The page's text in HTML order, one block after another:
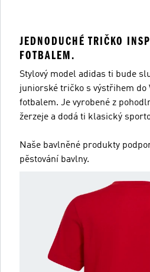
JEDNODUCHÉ TRIČKO
FOTBALEM.
Stylový model adidas ti bude
juniorské tričko s výstřihem do
fotbalem. Je vyrobené z
žerzeje a dodá ti klasický
Naše bavlněné produkty
pěstování bavlny.